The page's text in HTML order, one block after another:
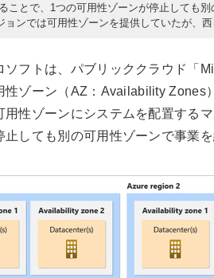
ことで、1つの可用性ゾーンが停止しても
ョンでは可用性ゾーンを提供していたが、
フトは、パブリッククラウド「
性ゾーン（AZ：Availability Zones
用性ゾーンにシステムを配置する
止しても別の可用性ゾーンで事業